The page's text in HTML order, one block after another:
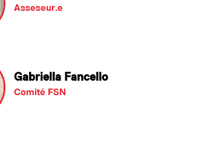
Asseseur.e
Gabriella Fancello
Comité FSN